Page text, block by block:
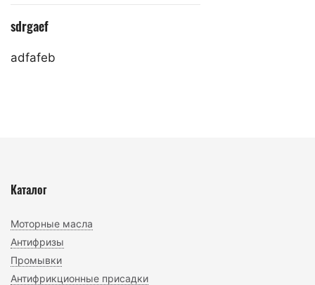
sdrgaef
adfafeb
Каталог
Моторные масла
Антифризы
Промывки
Антифрикционные присадки